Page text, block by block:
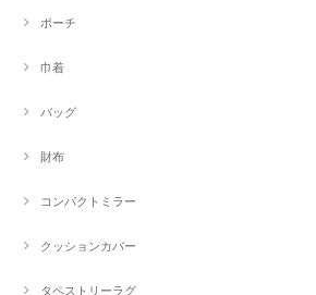
ポーチ
巾着
バッグ
財布
コンパクトミラー
クッションカバー
タペストリーラグ